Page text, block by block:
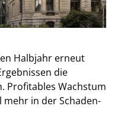
Halbjahr erneut
die
Profitables Wachstum
in der Schaden-